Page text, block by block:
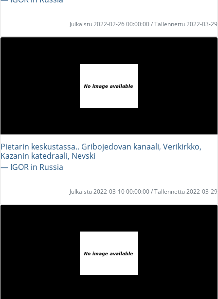
Julkaistu 2022-02-26 00:00:00 / Tallennettu 2022-03-29
Pietarin keskustassa.. Gribojedovan kanaali, Verikirkko,
Kazanin katedraali, Nevski
― IGOR in Russia
Julkaistu 2022-03-10 00:00:00 / Tallennettu 2022-03-29